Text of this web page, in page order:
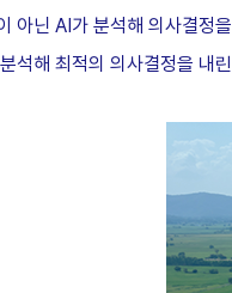
아닌 AI가 분석해 의사결정
석해 최적의 의사결정을 내